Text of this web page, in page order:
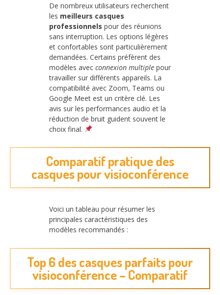
De nombreux utilisateurs recherchent
les meilleurs casques
professionnels pour des réunions
sans interruption. Les options légères
et confortables sont particulièrement
demandées. Certains préfèrent des
modèles avec connexion multiple pour
travailler sur différents appareils. La
compatibilité avec Zoom, Teams ou
Google Meet est un critère clé. Les
avis sur les performances audio et la
réduction de bruit guident souvent le
choix final.
Comparatif pratique des
casques pour visioconférence
Voici un tableau pour résumer les
principales caractéristiques des
modèles recommandés :
Top 6 des casques parfaits pour
visioconférence – Comparatif